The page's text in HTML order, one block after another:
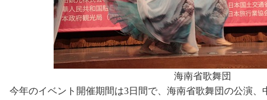
海南省歌舞団
今年のイベント開催期間は3日間で、海南省歌舞団の公演